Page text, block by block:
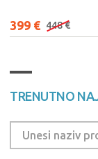
399 € 448 €
TRENUTNO